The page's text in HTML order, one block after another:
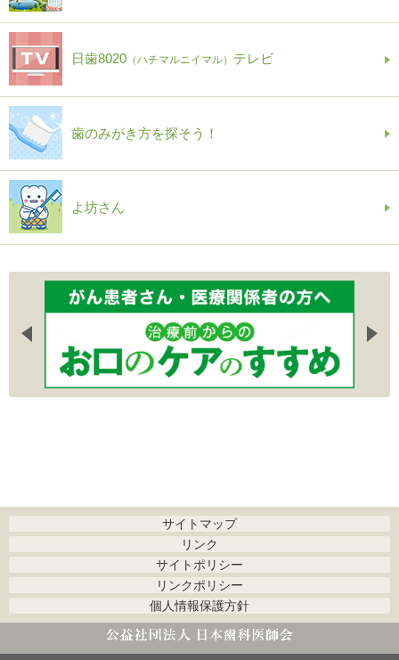
日歯8020 （ハチマルニイマル） テレビ
歯のみがき方を探そう！
よ坊さん
サイトマップ
リンク
サイトポリシー
リンクポリシー
個人情報保護方針